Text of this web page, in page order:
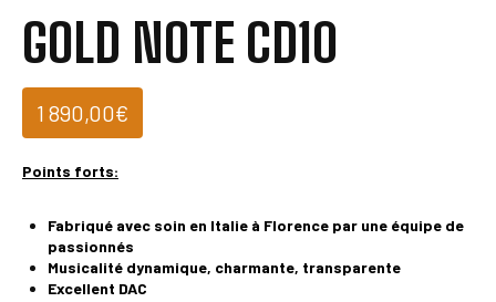
GOLD NOTE CD10
1 890,00€
Points forts:
Fabriqué avec soin en Italie à Florence par une équipe de
passionnés
Musicalité dynamique, charmante, transparente
Excellent DAC